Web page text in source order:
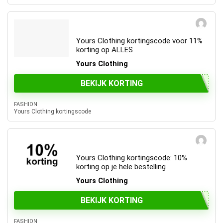
Yours Clothing kortingscode voor 11%
korting op ALLES
Yours Clothing
BEKIJK KORTING
FASHION
Yours Clothing kortingscode
Yours Clothing kortingscode: 10%
korting op je hele bestelling
Yours Clothing
BEKIJK KORTING
FASHION